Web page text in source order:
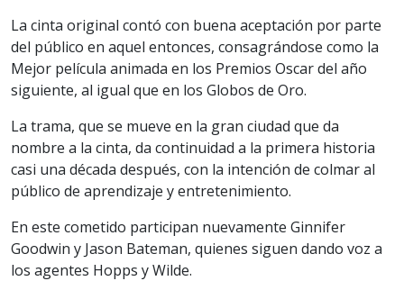
La cinta original contó con buena aceptación por parte
del público en aquel entonces, consagrándose como la
Mejor película animada en los Premios Oscar del año
siguiente, al igual que en los Globos de Oro.
La trama, que se mueve en la gran ciudad que da
nombre a la cinta, da continuidad a la primera historia
casi una década después, con la intención de colmar al
público de aprendizaje y entretenimiento.
En este cometido participan nuevamente Ginnifer
Goodwin y Jason Bateman, quienes siguen dando voz a
los agentes Hopps y Wilde.